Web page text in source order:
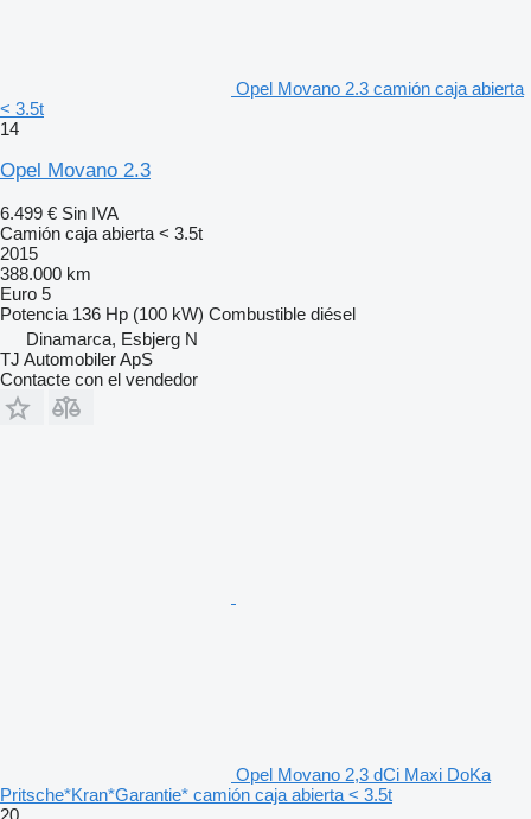
Opel Movano 2.3 camión caja abierta
< 3.5t
14
Opel Movano 2.3
6.499 € Sin IVA
Camión caja abierta < 3.5t
2015
388.000 km
Euro 5
Potencia 136 Hp (100 kW) Combustible diésel
Dinamarca, Esbjerg N
TJ Automobiler ApS
Contacte con el vendedor
Opel Movano 2,3 dCi Maxi DoKa
Pritsche*Kran*Garantie* camión caja abierta < 3.5t
20